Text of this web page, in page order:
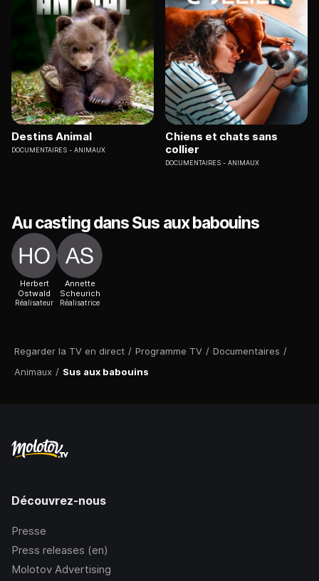
Regarder la TV en direct / Programme TV / Documentaires /
Animaux / Sus aux babouins
Destins Animal
DOCUMENTAIRES ANIMAUX
Chiens et chats sans
collier
DOCUMENTAIRES ANIMAUX
Au casting dans Sus aux babouins
Herbert
Ostwald
Réalisateur
Annette
Scheurich
Réalisatrice
Découvrez-nous
Presse
Press releases (en)
Molotov Advertising